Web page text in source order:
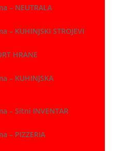
– NEUTRALA
KUHINJSKI STROJEVI
HRANE
– KUHINJSKA
– Sitni INVENTAR
– PIZZERIA